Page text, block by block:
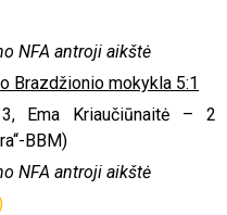
NFA antroji aikštė
Brazdžionio mokykla 5:1
Ema Kriaučiūnaitė – 2
BBM)
NFA antroji aikštė